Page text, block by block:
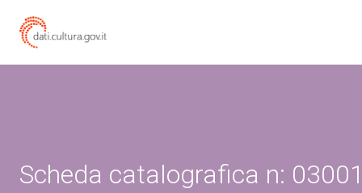
Scheda catalografica n: